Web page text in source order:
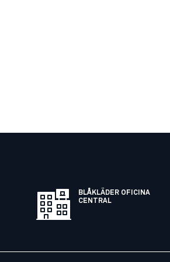
BLÅKLÄDER OFICINA
CENTRAL